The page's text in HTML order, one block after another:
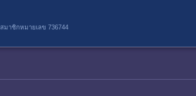
สมาชิกหมายเลข 736744